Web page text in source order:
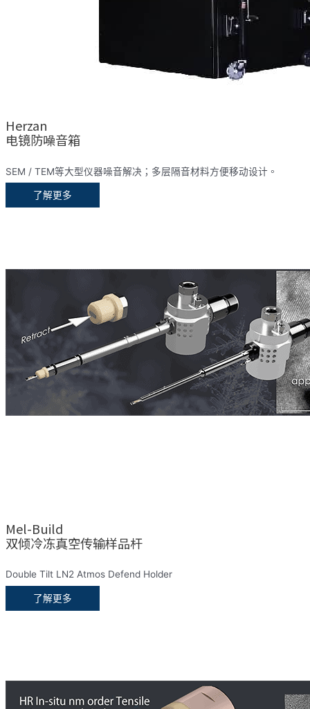
Herzan
电镜防噪音箱
SEM / TEM等大型仪器噪音解决；多层隔音材料方便移动设计。
了解更多
Mel-Build
双倾冷冻真空传输样品杆
Double Tilt LN2 Atmos Defend Holder
了解更多